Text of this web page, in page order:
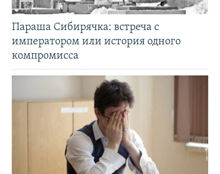
Параша Сибирячка: встреча с
императором или история одного
компромисса